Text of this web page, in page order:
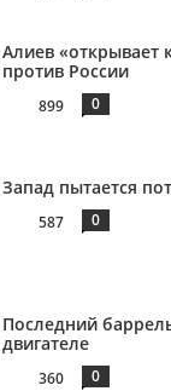
Алиев «открывает
против России
899 0
Запад пытается
587 0
Последний
двигателе
360 0